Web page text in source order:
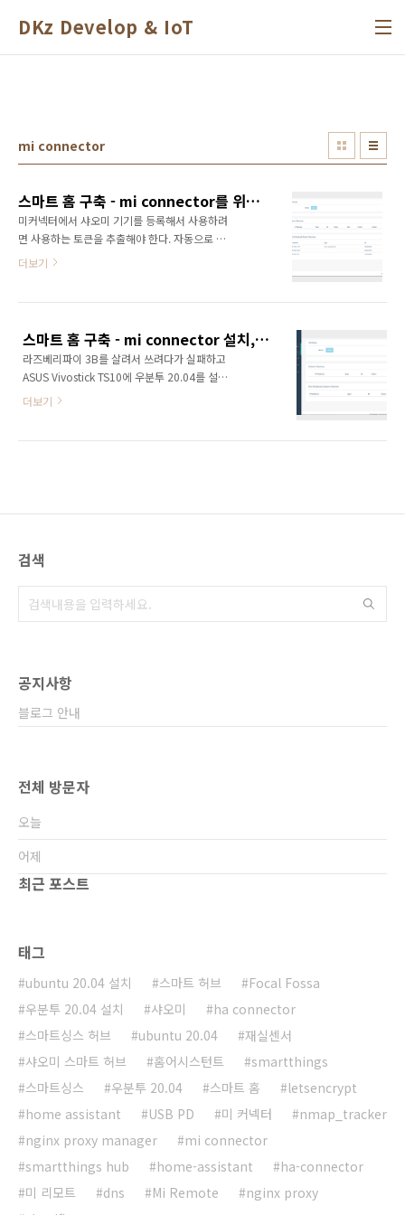
DKz Develop & IoT
mi connector
스마트 홈 구축 - mi connector를 위한 샤오미 기기 토큰 추출
미커넥터에서 샤오미 기기를 등록해서 사용하려
면 사용하는 토큰을 추출해야 한다. 자동으로 토
큰이 뜨는 경우도 있는 것 같은데 나는 자동으로
assistant.io/integrations/vacuum.xiaomi_miio#retrieving-
the-access-token Xiaomi Mi Robot
Vacuum Instructions on how to integrate
your Xiaomi Mi Robot Vacuum within
Home Assistant. www.home-assistant.io
더보기
스마트 홈 구축 - mi connector 설치, 스마트싱스 허브 연결
라즈베리파이 3B를 살려서 쓰려다가 실패하고
ASUS Vivostick TS10에 우분투 20.04를 설치
했었다. blog.dkz.kr/2 우분투 20.04 focal
http://blog.dkz.kr/2 home-assistant를 설치
더보기
검색
공지사항
블로그 안내
전체 방문자
오늘
어제
최근 포스트
태그
ubuntu 20.04 설치 스마트 허브
Focal Fossa
우분투 20.04 설치
샤오미
ha connector
스마트싱스 허브
ubuntu 20.04
재실센서
샤오미 스마트 허브
홈어시스턴트
smartthings
스마트싱스
우분투 20.04 스마트 홈
letsencrypt
home assistant
USB PD 미 커넥터
nmap_tracker
nginx proxy manager
mi connector
smartthings hub
home-assistant
ha-connector
미 리모트
dns Mi Remote
nginx proxy